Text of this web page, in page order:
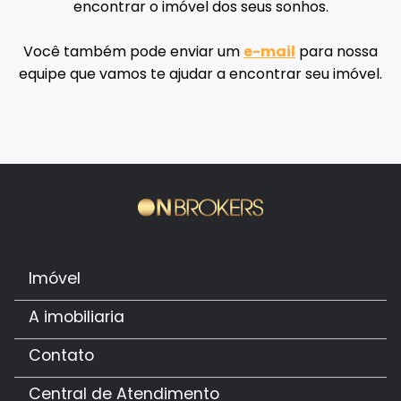
encontrar o imóvel dos seus sonhos.
Você também pode enviar um e-mail para nossa
equipe que vamos te ajudar a encontrar seu imóvel.
Imóvel
A imobiliaria
Contato
Central de Atendimento